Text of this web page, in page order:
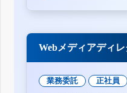
Webメディアディ
業務委託 正社員